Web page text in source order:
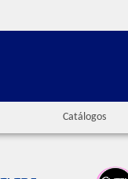
Catálogos